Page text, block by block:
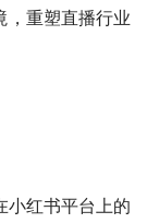
，重塑直播行业
小红书平台上的